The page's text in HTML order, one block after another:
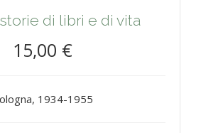
di libri e di vita
15,00 €
1934-1955